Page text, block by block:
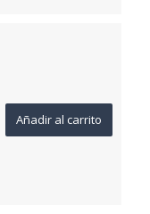
Añadir al carrito